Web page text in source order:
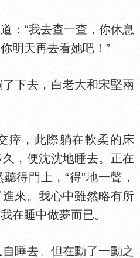
“我去查一查，你休息
明天再去看她吧！”
下去，白老大和宋堅兩
，此際躺在軟柔的
久，便沈沈地睡去。正在
得門上，“得”地一聲，
來。我心中雖然略有所
在睡中做夢而已。
去。但在動了一動之